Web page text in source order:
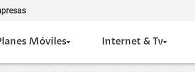
Móviles Internet & Tv